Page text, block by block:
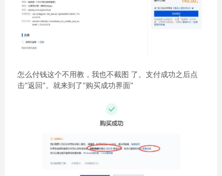
怎么付钱这个不用教，我也不截图 了。支付成功之后点
击“返回”。就来到了“购买成功界面”